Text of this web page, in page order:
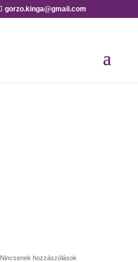
gorzo.kinga@gmail.com
Nincsenek hozzászólások